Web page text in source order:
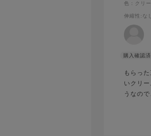
色：クリ
伸縮性 :な
もらっ
いクリ
うなの